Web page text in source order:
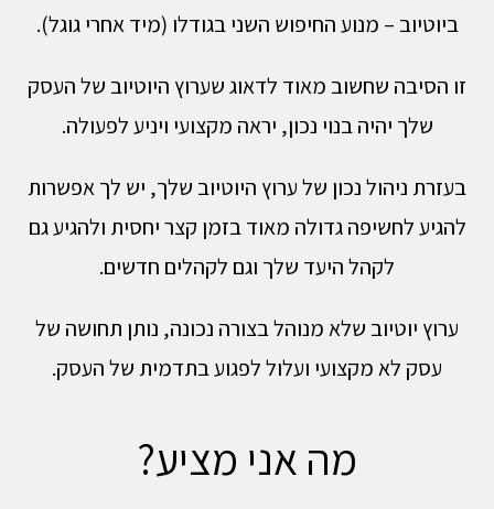
ביוטיוב – מנוע החיפוש השני בגודלו (מיד אחרי גוגל).
זו הסיבה שחשוב מאוד לדאוג שערוץ היוטיוב של העסק
שלך יהיה בנוי נכון, יראה מקצועי ויניע לפעולה.
בעזרת ניהול נכון של ערוץ היוטיוב שלך, יש לך אפשרות
להגיע לחשיפה גדולה מאוד בזמן קצר יחסית ולהגיע גם
לקהל היעד שלך וגם לקהלים חדשים.
ערוץ יוטיוב שלא מנוהל בצורה נכונה, נותן תחושה של
עסק לא מקצועי ועלול לפגוע בתדמית של העסק.
מה אני מציע?